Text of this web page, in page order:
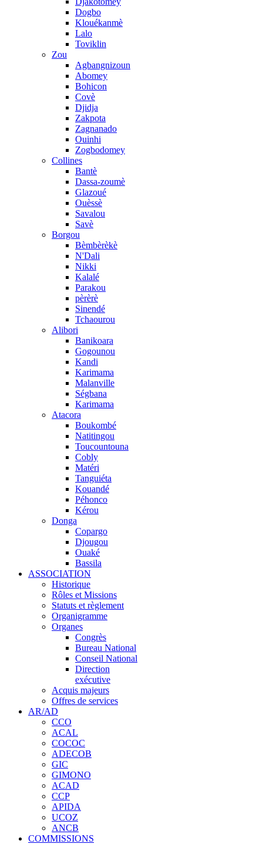
Dogbo
Klouékanmè
Lalo
Toviklin
Zou
Agbangnizoun
Abomey
Bohicon
Covè
Djidja
Zakpota
Zagnanado
Ouinhi
Zogbodomey
Collines
Bantè
Dassa-zoumè
Glazoué
Ouèssè
Savalou
Savè
Borgou
Bèmbèrèkè
N'Dali
Nikki
Kalalé
Parakou
pèrèrè
Sinendé
Tchaourou
Alibori
Banikoara
Gogounou
Kandi
Karimama
Malanville
Ségbana
Karimama
Atacora
Boukombé
Natitingou
Toucountouna
Cobly
Matéri
Tanguiéta
Kouandé
Péhonco
Kérou
Donga
Copargo
Djougou
Ouaké
Bassila
ASSOCIATION
Historique
Rôles et Missions
Statuts et règlement
Organigramme
Organes
Congrès
Bureau National
Conseil National
Direction
exécutive
Acquis majeurs
Offres de services
AR/AD
CCO
ACAL
COCOC
ADECOB
GIC
GIMONO
ACAD
CCP
APIDA
UCOZ
ANCB
COMMISSIONS